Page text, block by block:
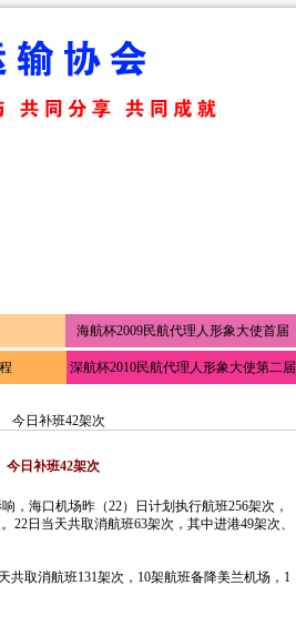
海航杯2009民航代理人形象大使首届
深航杯2010民航代理人形象大使第二届
今日补班42架次
日补班42架次
海口机场昨（22）日计划执行航班256架次，
22日当天共取消航班63架次，其中进港49架次、
取消航班131架次，10架航班备降美兰机场，1